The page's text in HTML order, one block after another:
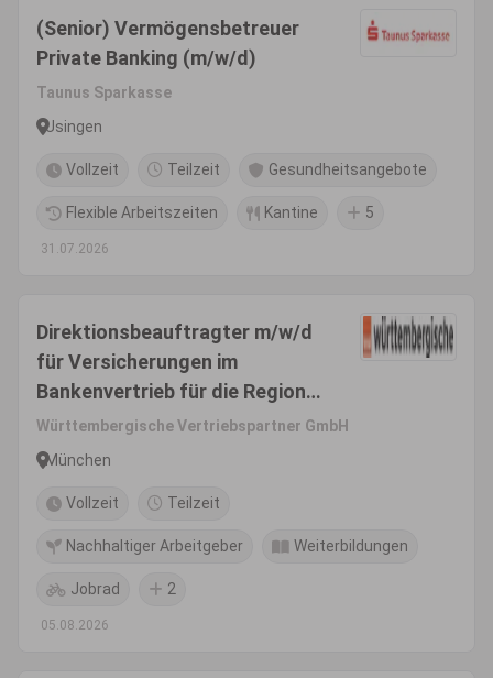
(Senior) Vermögensbetreuer
Private Banking (m/w/d)
Taunus Sparkasse
Usingen
Vollzeit Teilzeit Gesundheitsangebote
Flexible Arbeitszeiten Kantine 5
31.07.2026
Direktionsbeauftragter m/w/d
für Versicherungen im
Bankenvertrieb für die Region
Bayern
Württembergische Vertriebspartner GmbH
München
Vollzeit Teilzeit
Nachhaltiger Arbeitgeber Weiterbildungen
Jobrad 2
05.08.2026